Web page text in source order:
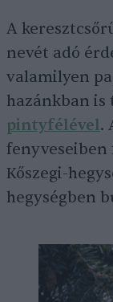
A
nevét adó
valamilyen
hazánkban is
pintyfélével.
fenyveseiben
Kőszegi-
hegységben